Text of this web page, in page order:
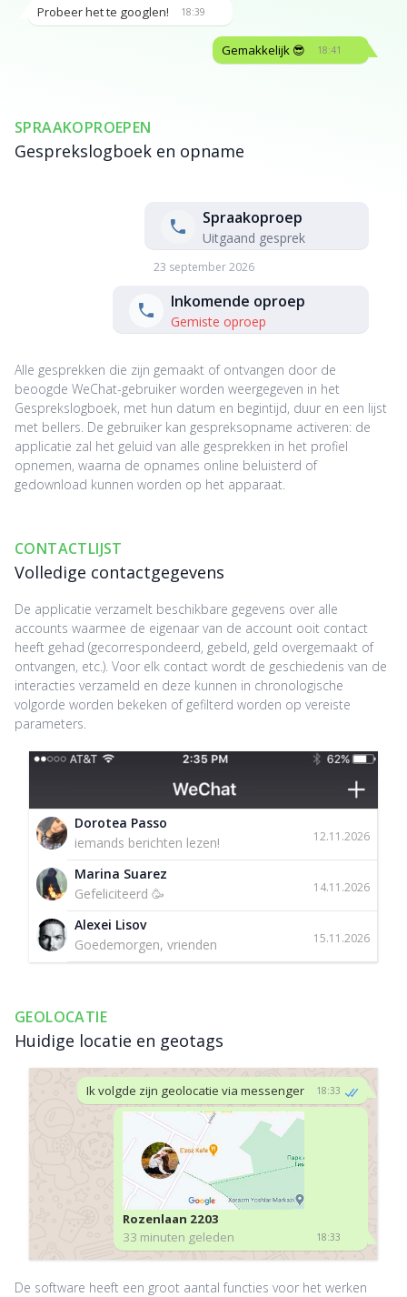
18:39
Probeer het te googlen!
18:41
Gemakkelijk 😎
SPRAAKOPROEPEN
Gesprekslogboek en opname
Spraakoproep
Uitgaand gesprek
23 september 2026
Inkomende oproep
Gemiste oproep
Alle gesprekken die zijn gemaakt of ontvangen door de
beoogde WeChat-gebruiker worden weergegeven in het
Gesprekslogboek, met hun datum en begintijd, duur en een lijst
met bellers. De gebruiker kan gespreksopname activeren: de
applicatie zal het geluid van alle gesprekken in het profiel
opnemen, waarna de opnames online beluisterd of
gedownload kunnen worden op het apparaat.
CONTACTLIJST
Volledige contactgegevens
De applicatie verzamelt beschikbare gegevens over alle
accounts waarmee de eigenaar van de account ooit contact
heeft gehad (gecorrespondeerd, gebeld, geld overgemaakt of
ontvangen, etc.). Voor elk contact wordt de geschiedenis van de
interacties verzameld en deze kunnen in chronologische
volgorde worden bekeken of gefilterd worden op vereiste
parameters.
Dorotea Passo
12.11.2026
iemands berichten lezen!
Marina Suarez
14.11.2026
Gefeliciteerd 🥳
Alexei Lisov
15.11.2026
Goedemorgen, vrienden
GEOLOCATIE
Huidige locatie en geotags
18:33
Ik volgde zijn geolocatie via messenger
18:33
Rozenlaan 2203
33 minuten geleden
De software heeft een groot aantal functies voor het werken